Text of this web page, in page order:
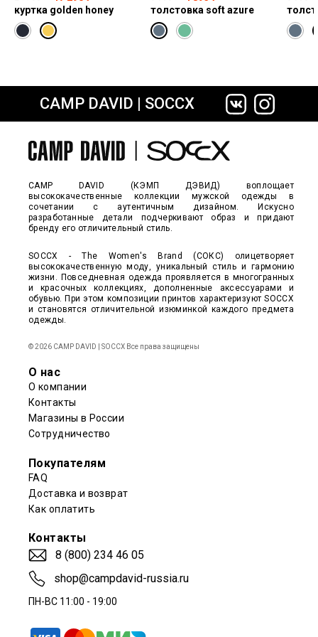
сайте СДЭК
куртка golden honey
толстовка soft azure
CAMP DAVID | SOCCX
CAMP DAVID (КЭМП ДЭВИД) воплощает
высококачественные коллекции мужской одежды в
сочетании с аутентичным дизайном. Искусно
разработанные детали подчеркивают образ и придают
бренду его отличительный стиль.
SOCCX - The Women's Brand (СОКС) олицетворяет
высококачественную моду, уникальный стиль и гармонию
жизни. Повседневная одежда проявляется в многогранных
и красочных коллекциях, дополненные аксессуарами и
обувью. При этом композиции принтов характеризуют SOCCX
и становятся отличительной изюминкой каждого предмета
одежды.
© 2026 CAMP DAVID | SOCCX Все права защищены
О нас
О компании
Контакты
Магазины в России
Сотрудничество
Покупателям
FAQ
Доставка и возврат
Как оплатить
Контакты
8 (800) 234 46 05
shop@campdavid-russia.ru
ПН-ВС 11:00 - 19:00